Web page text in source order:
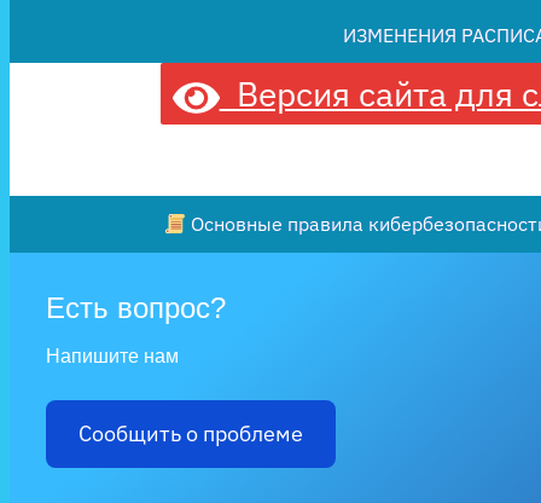
ИЗМЕНЕНИЯ
Версия сайта для
Основные правила
Есть вопрос?
Напишите нам
Сообщить о проблеме